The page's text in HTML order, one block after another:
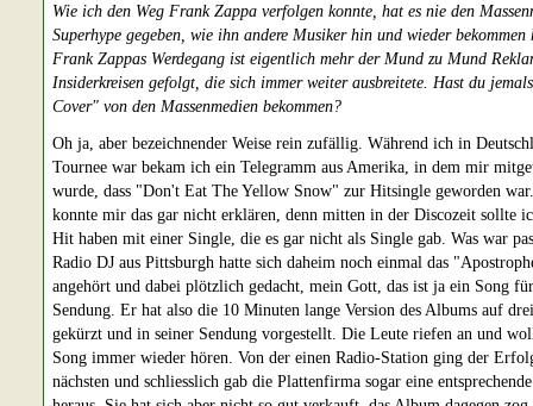
Wie ich den Weg Frank Zappa verfolgen konnte, hat es nie den
Superhype gegeben, wie ihn andere Musiker hin und wieder bekommen
Frank Zappas Werdegang ist eigentlich mehr der Mund zu Mund
Insiderkreisen gefolgt, die sich immer weiter ausbreitete. Hast du
Cover" von den Massenmedien bekommen?
Oh ja, aber bezeichnender Weise rein zufällig. Während ich in
Tournee war bekam ich ein Telegramm aus Amerika, in dem mir
wurde, dass "Don't Eat The Yellow Snow" zur Hitsingle geworden
konnte mir das gar nicht erklären, denn mitten in der Discozeit sollte
Hit haben mit einer Single, die es gar nicht als Single gab. Was war
Radio DJ aus Pittsburgh hatte sich daheim noch einmal das
angehört und dabei plötzlich gedacht, mein Gott, das ist ja ein Song
Sendung. Er hat also die 10 Minuten lange Version des Albums auf
gekürzt und in seiner Sendung vorgestellt. Die Leute riefen an und
Song immer wieder hören. Von der einen Radio-Station ging der
nächsten und schliesslich gab die Plattenfirma sogar eine